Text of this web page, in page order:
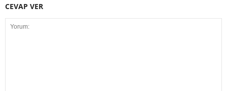
CEVAP VER